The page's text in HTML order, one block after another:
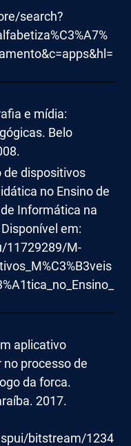
search?
e mídia:
Belo
de dispositivos
no Ensino de
Informática na
em:
11729289/M-
aplicativo
processo de
da forca.
2017.
bitstream/1234